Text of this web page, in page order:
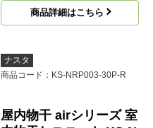
屋内物干 airシリーズ 室
内物干しユニット KS-N
RP003-30P-BKGR
11,364 円(税込)